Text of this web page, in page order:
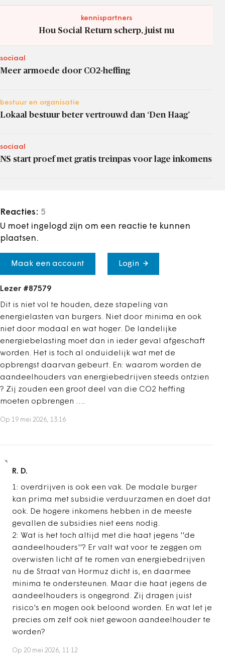
kennispartners
Hou Social Return scherp, juist nu
sociaal
Meer armoede door CO2-heffing
bestuur en organisatie
Lokaal bestuur beter vertrouwd dan ‘Den Haag’
sociaal
NS start proef met gratis treinpas voor lage inkomens
Reacties: 5
U moet ingelogd zijn om een reactie te kunnen
plaatsen.
Maak een account Login
Lezer #87579
Dit is niet vol te houden, deze stapeling van
energielasten van burgers. Niet door minima en ook
niet door modaal en wat hoger. De landelijke
energiebelasting moet dan in ieder geval afgeschaft
worden. Het is toch al onduidelijk wat met de
opbrengst daarvan gebeurt. En: waarom worden de
aandeelhouders van energiebedrijven steeds ontzien
? Zij zouden een groot deel van die CO2 heffing
moeten opbrengen ….
Op 19 mei 2026, 13:16
R. D.
1: overdrijven is ook een vak. De modale burger
kan prima met subsidie verduurzamen en doet dat
ook. De hogere inkomens hebben in de meeste
gevallen de subsidies niet eens nodig.
2: Wat is het toch altijd met die haat jegens ''de
aandeelhouders''? Er valt wat voor te zeggen om
overwisten licht af te romen van energiebedrijven
nu de Straat van Hormuz dicht is, en daarmee
minima te ondersteunen. Maar die haat jegens de
aandeelhouders is ongegrond. Zij dragen juist
risico's en mogen ook beloond worden. En wat let je
precies om zelf ook niet gewoon aandeelhouder te
worden?
Op 20 mei 2026, 11:12